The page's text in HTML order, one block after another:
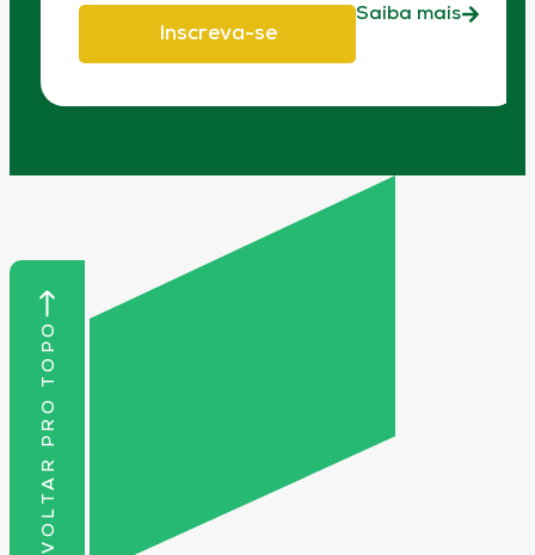
Inscreva-se
Saiba mais
VOLTAR PRO TOPO